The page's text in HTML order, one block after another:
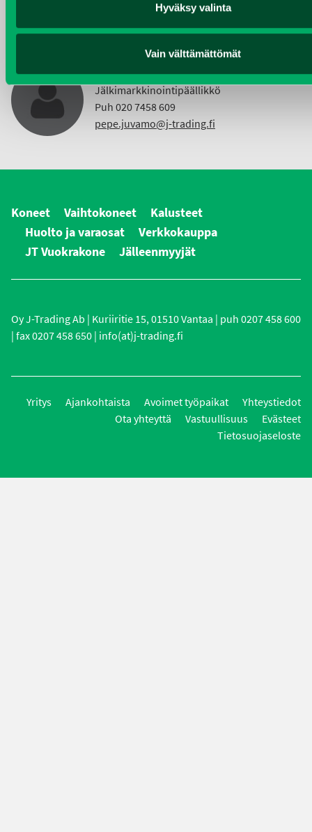
Hyväksy valinta
Vain välttämättömät
etunimi.sukunimi@j-trading.fi
PEPE JUVAMO
Jälkimarkkinointipäällikkö
Puh 020 7458 609
pepe.juvamo@j-trading.fi
Koneet Vaihtokoneet
Kalusteet
Huolto ja varaosat
Verkkokauppa
JT Vuokrakone
Jälleenmyyjät
Oy J-Trading Ab | Kuriiritie 15, 01510 Vantaa | puh 0207 458 600
| fax 0207 458 650 | info(at)j-trading.fi
Yritys Ajankohtaista Avoimet työpaikat
Yhteystiedot
Ota yhteyttä
Vastuullisuus
Evästeet
Tietosuojaseloste